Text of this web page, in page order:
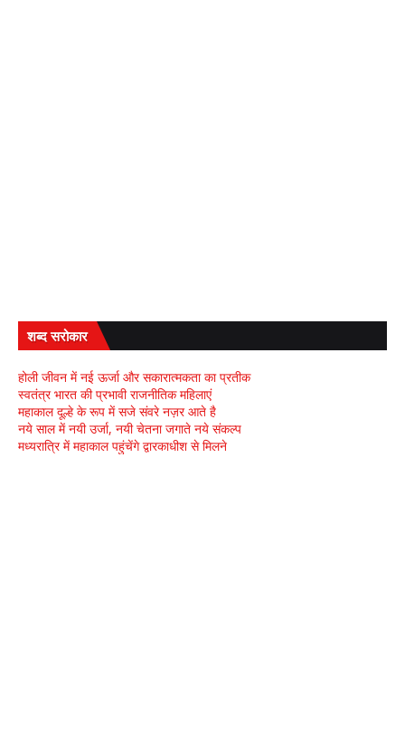
शब्द सरोकार
होली जीवन में नई ऊर्जा और सकारात्मकता का प्रतीक
स्वतंत्र भारत की प्रभावी राजनीतिक महिलाएं
महाकाल दूल्हे के रूप में सजे संवरे नज़र आते है
नये साल में नयी उर्जा, नयी चेतना जगाते नये संकल्प
मध्यरात्रि में महाकाल पहुंचेंगे द्वारकाधीश से मिलने